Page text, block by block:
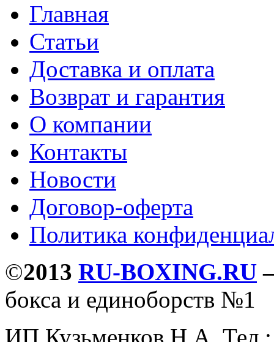
Главная
Статьи
Доставка и оплата
Возврат и гарантия
О компании
Контакты
Новости
Договор-оферта
Политика
©2013 RU-BOXING.RU
бокса и единоборств №1